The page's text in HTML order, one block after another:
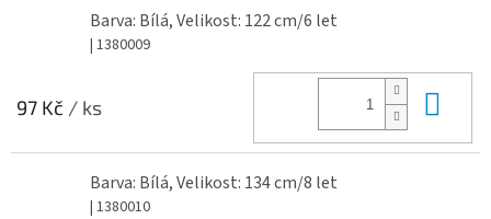
Barva: Bílá, Velikost: 122 cm/6 let
| 1380009
97 Kč / ks
Barva: Bílá, Velikost: 134 cm/8 let
| 1380010